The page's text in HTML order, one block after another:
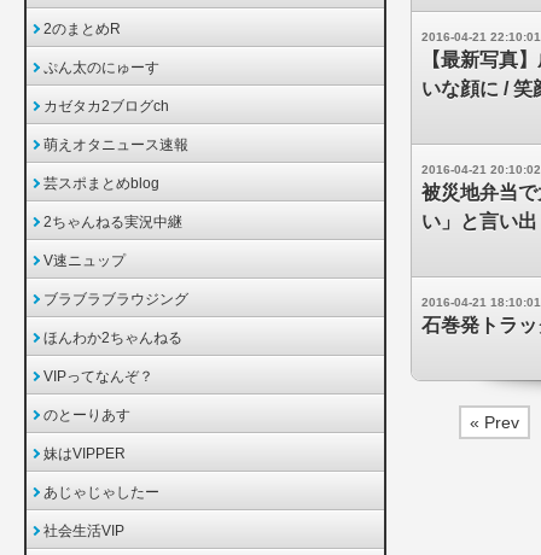
2016-04-21 22:10:01
【最新写真
いな顔に / 笑
2016-04-21 20:10:02
被災地弁当
い」と言い
2016-04-21 18:10:01
石巻発トラ
« Prev
2のまとめR
ぷん太のにゅーす
カゼタカ2ブログch
萌えオタニュース速報
芸スポまとめblog
2ちゃんねる実況中継
V速ニュップ
ブラブラブラウジング
ほんわか2ちゃんねる
VIPってなんぞ？
のとーりあす
妹はVIPPER
あじゃじゃしたー
社会生活VIP